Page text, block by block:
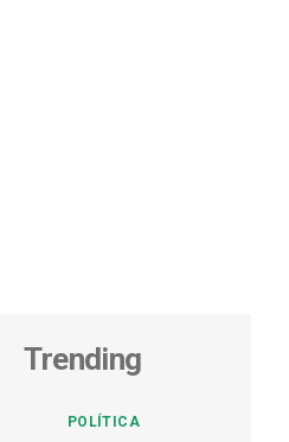
Trending
POLÍTICA